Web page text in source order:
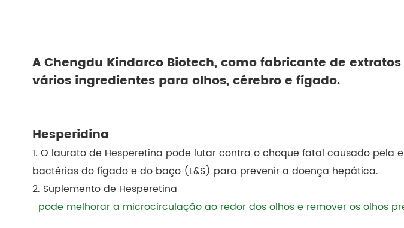
A Chengdu Kindarco Biotech, como fabricante de
vários ingredientes para olhos, cérebro e fígado.
Hesperidina
1. O laurato de Hesperetina pode lutar contra o choque fatal causado pela
bactérias do fígado e do baço (L&S) para prevenir a doença hepática.
2. Suplemento de Hesperetina
pode melhorar a microcirculação ao redor dos olhos e remover os olhos